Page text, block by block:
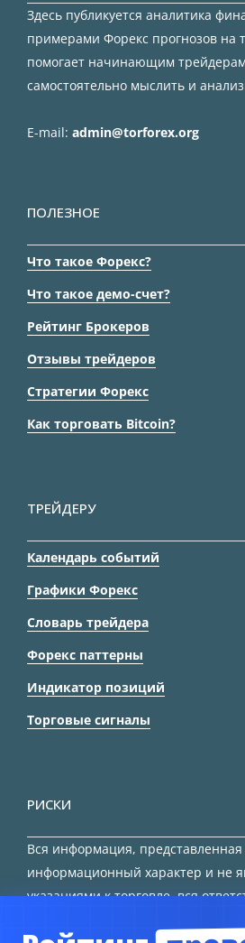
Здесь публикуется аналитика
примерами Форекс прогнозов на
помогает начинающим
самостоятельно мыслить и
E-mail: admin@torforex.org
ПОЛЕЗНОЕ
Что такое Форекс?
Что такое демо-счет?
Рейтинг Брокеров
Отзывы трейдеров
Стратегии Форекс
Как торговать Bitcoin?
ТРЕЙДЕРУ
Календарь событий
Графики Форекс
Словарь трейдера
Форекс паттерны
Индикатор позиций
Торговые сигналы
РИСКИ
Вся информация, представленная
информационный характер и не
указаниями к торговле, вся